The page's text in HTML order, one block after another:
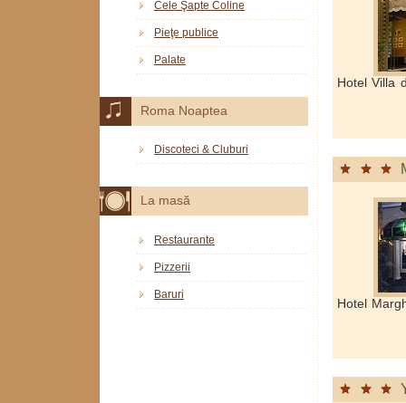
Hotel Villa
Hotel
Cele Şapte Coline
Pieţe publice
Palate
Roma Noaptea
Discoteci & Cluburi
La masă
Restaurante
Pizzerii
Baruri